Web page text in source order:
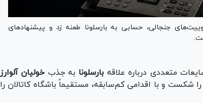
جنجالی، حسابی به بارسلونا طعنه زد و پیشنهاد‌های
متعددی درباره علاقه بارسلونا به جذب خولیان آلوارز
شکست و با اقدامی کم‌سابقه، مستقیماً باشگاه کاتالان را